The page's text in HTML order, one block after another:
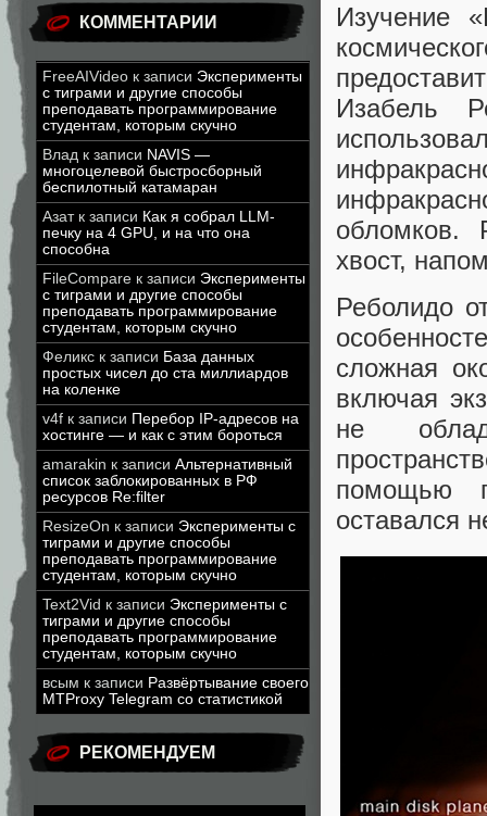
КОММЕНТАРИИ
FreeAIVideo к записи Эксперименты
с тиграми и другие способы
преподавать программирование
студентам, которым скучно
Влад к записи NAVIS —
многоцелевой быстросборный
беспилотный катамаран
Азатк записи Как я собрал LLM-
печку на 4 GPU, и на что она
способна
FileCompare к записи Эксперименты
с тиграми и другие способы
преподавать программирование
студентам, которым скучно
Феликс к записи База данных
простых чисел до ста миллиардов
на коленке
v4f к записи Перебор IP-адресов на
хостинге — и как с этим бороться
amarakin к записи Альтернативный
список заблокированных в РФ
ресурсов Re:filter
ResizeOn к записи Эксперименты с
тиграми и другие способы
преподавать программирование
студентам, которым скучно
Text2Vid к записи Эксперименты с
тиграми и другие способы
преподавать программирование
студентам, которым скучно
всым к записи Развёртывание своего
MTProxy Telegram со статистикой
РЕКОМЕНДУЕМ
Изучение
Изабель
обломков.
хвост,
Реболидо
сложная
включая
не
помощью
оставался